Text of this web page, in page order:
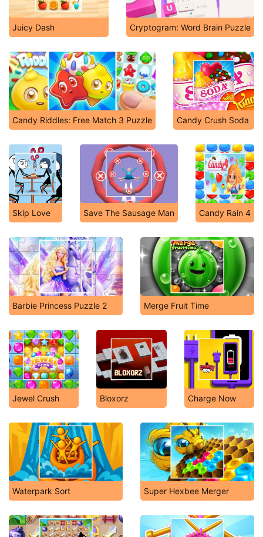
Juicy Dash Cryptogram: Word Brain Puzzle
Candy Riddles: Free Match 3 Puzzle Candy Crush Soda
Skip Love Save The Sausage Man Candy Rain 4
Barbie Princess Puzzle 2 Merge Fruit Time
Jewel Crush Bloxorz Charge Now
Waterpark Sort Super Hexbee Merger